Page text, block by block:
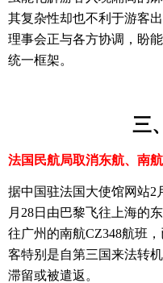
其复杂性却也不利于游客
理事会正与各方协调，盼
统一框架。
三、
法国民航局取消东航、南
据中国驻法国大使馆网站2
月28日由巴黎飞往上海的
往广州的南航CZ348航班
客特别是自第三国来法转
滞留或被遣返。